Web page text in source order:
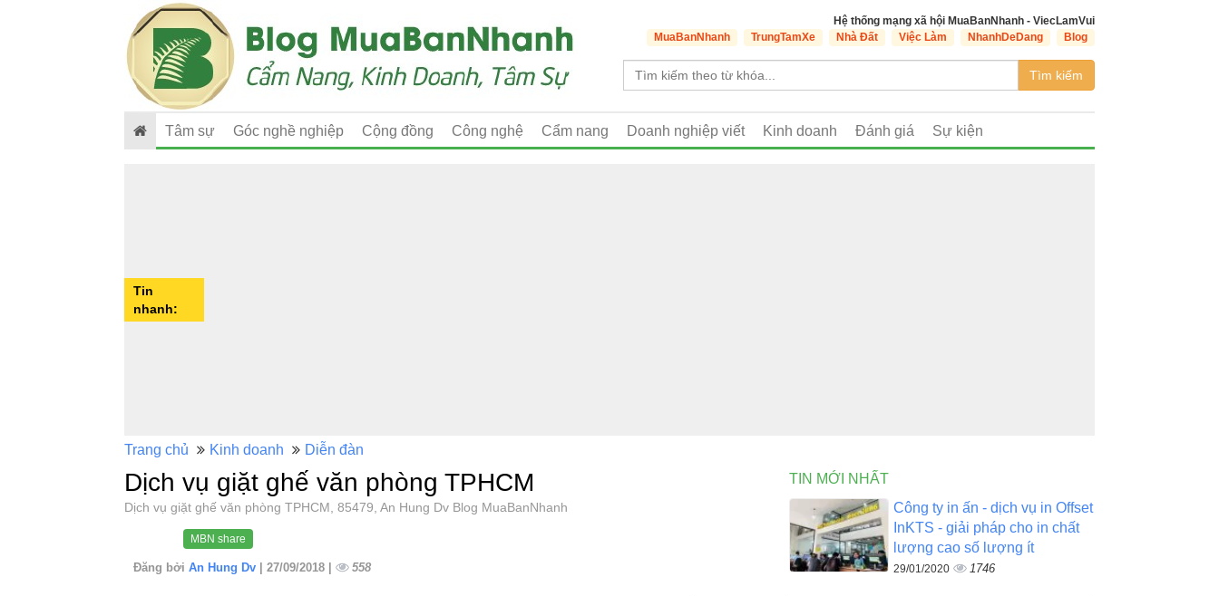
Hệ thống mạng xã hội MuaBanNhanh - ViecLamVui
MuaBanNhanh
TrungTamXe Nhà Đất Việc Làm NhanhDeDang Blog
Tìm kiếm
Tâm sự Góc nghề nghiệp Cộng đồng Công nghệ Cẩm nang Doanh nghiệp viết Kinh doanh Đánh giá Sự kiện
Tin
nhanh:
Trang chủ Kinh doanh Diễn đàn
Dịch vụ giặt ghế văn phòng TPHCM
Dịch vụ giặt ghế văn phòng TPHCM, 85479, An Hung Dv Blog MuaBanNhanh
MBN share
Đăng bởi An Hung Dv | 27/09/2018 | 558
TIN MỚI NHẤT
Công ty in ấn - dịch vụ in Offset
InKTS - giải pháp cho in chất
lượng cao số lượng ít
29/01/2020 1746